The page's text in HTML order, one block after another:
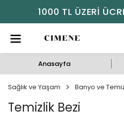
1000 TL ÜZERI
Anasayfa
Sağlık ve Yaşam Banyo ve
Temizlik Bezi